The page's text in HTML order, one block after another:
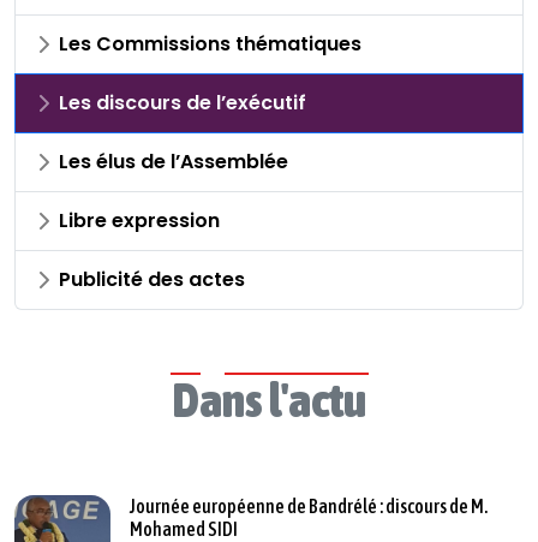
Les Commissions thématiques
Les discours de l’exécutif
Les élus de l’Assemblée
Libre expression
Publicité des actes
Dans l'actu
Journée européenne de Bandrélé : discours de M.
Mohamed SIDI